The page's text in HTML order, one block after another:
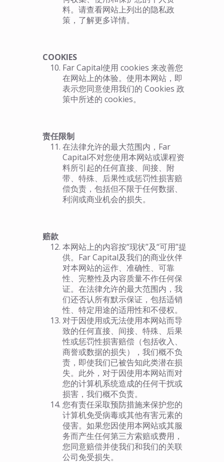
料。请查看网站上列出的隐私政
策，了解更多详情。
COOKIES
Far Capital使用 cookies 来改善您
在网站上的体验。使用本网站，即
表示您同意使用我们的 Cookies 政
策中所述的 cookies。
责任限制
在法律允许的最大范围内，Far
Capital不对您使用本网站或课程资
料所引起的任何直接、间接、附
带、特殊、后果性或惩罚性损害赔
偿负责，包括但不限于任何数据、
利润或商业机会的损失。
赔款
本网站上的内容按“现状”及“可用”提
供。Far Capital及我们的商业伙伴
对本网站的运作、准确性、可靠
性、完整性及内容质量不作任何保
证。在法律允许的最大范围内，我
们还否认所有默示保证，包括适销
性、特定用途的适用性和不侵权。
对于因使用或无法使用本网站而导
致的任何直接、间接、特殊、后果
性或惩罚性损害赔偿（包括收入、
商誉或数据的损失），我们概不负
责，即使我们已被告知此类潜在损
失。此外，对于因使用本网站而对
您的计算机系统造成的任何干扰或
损害，我们概不负责。
您有责任采取预防措施来保护您的
计算机免受病毒或其他有害元素的
侵害。如果您因使用本网站或其服
务而产生任何第三方索赔或费用，
您同意赔偿并使我们和我们的关联
公司免受损失。